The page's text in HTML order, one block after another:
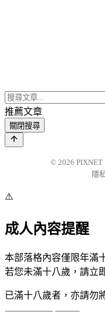
推薦文章
關閉搜尋
© 2026 PIXNET
隱
⚠️
成人內容提醒
本部落格內容僅限年滿
若您未滿十八歲，請立
已滿十八歲者，亦請勿